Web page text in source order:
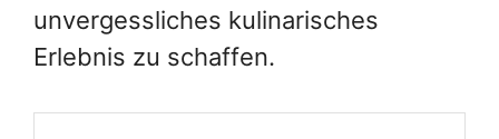
unvergessliches kulinarisches
Erlebnis zu schaffen.